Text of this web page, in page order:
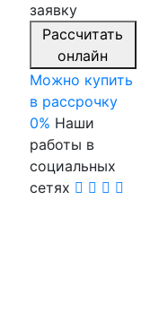
заявку
Расcчитать
онлайн
Можно купить
в рассрочку
0% Наши
работы в
социальных
сетях